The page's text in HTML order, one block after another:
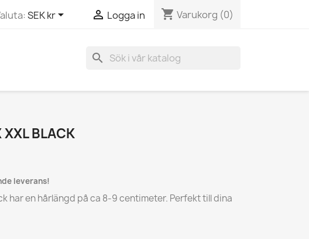
SEK kr  Logga in shopping_cart Varukorg (0)
search
XXL BLACK
leverans!
har en hårlängd på ca 8-9 centimeter. Perfekt till dina